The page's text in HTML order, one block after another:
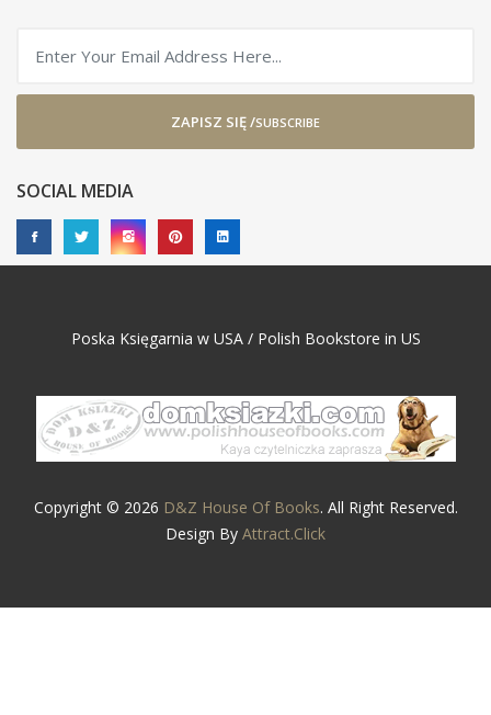
ZAPISZ SIĘ /SUBSCRIBE
SOCIAL MEDIA
Poska Księgarnia w USA / Polish Bookstore in US
Copyright © 2026 D&Z House Of Books. All Right Reserved.
Design By Attract.Click